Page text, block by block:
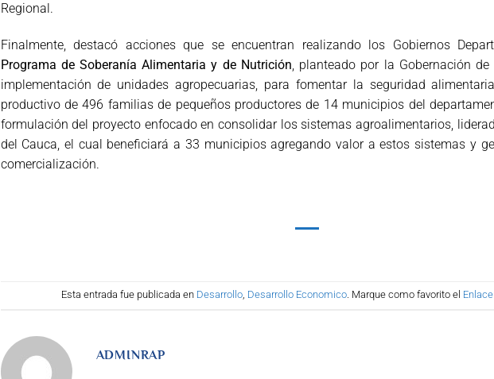
Regional.
Finalmente, destacó acciones que se encuentran realizando los Gobiernos
Programa de Soberanía Alimentaria y de Nutrición, planteado por la Gobernación
implementación de unidades agropecuarias, para fomentar la seguridad
productivo de 496 familias de pequeños productores de 14 municipios del
formulación del proyecto enfocado en consolidar los sistemas agroalimentarios,
del Cauca, el cual beneficiará a 33 municipios agregando valor a estos sistemas y
comercialización.
Esta entrada fue publicada en Desarrollo, Desarrollo Economico. Marque como favorito el
ADMINRAP